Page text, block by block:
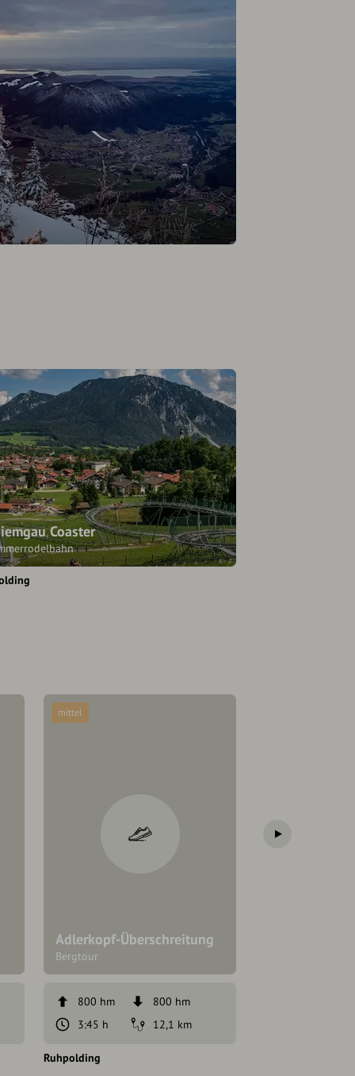
Coaster
Adlerkopf-Überschreitung
Bergtour
mittel
800 hm
800 hm
3:45 h
12,1 km
Ruhpolding